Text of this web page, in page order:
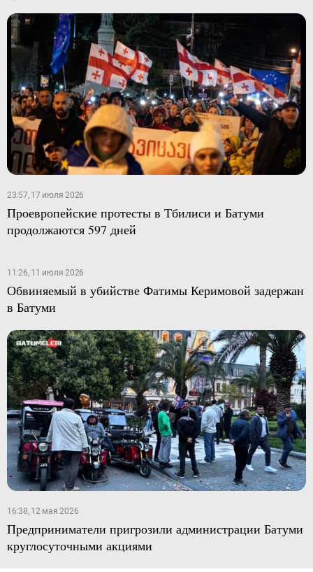
23:57, 17 июля 2026
Проевропейские протесты в Тбилиси и Батуми
продолжаются 597 дней
11:26, 11 июля 2026
Обвиняемый в убийстве Фатимы Керимовой задержан
в Батуми
16:38, 12 мая 2026
Предприниматели пригрозили администрации Батуми
круглосуточными акциями